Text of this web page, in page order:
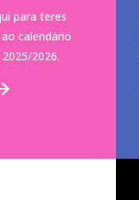
para teres
calendário
2026.